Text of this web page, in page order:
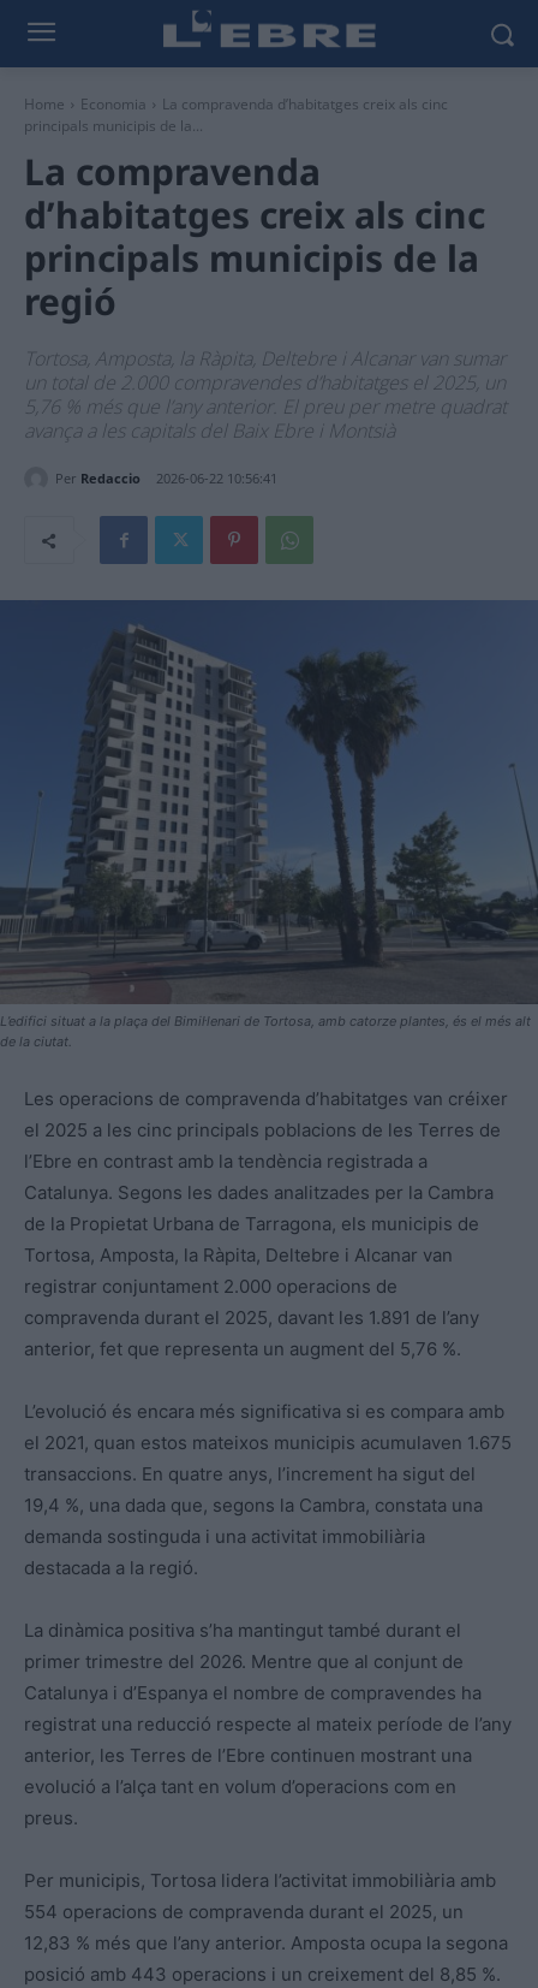
Home Economia
La compravenda d’habitatges creix als cinc
principals municipis de la...
La compravenda
d’habitatges creix als cinc
principals municipis de la
regió
Tortosa, Amposta, la Ràpita, Deltebre i Alcanar van sumar
un total de 2.000 compravendes d’habitatges el 2025, un
5,76 % més que l’any anterior. El preu per metre quadrat
avança a les capitals del Baix Ebre i Montsià
Per Redaccio 2026-06-22 10:56:41
L’edifici situat a la plaça del Bimil·lenari de Tortosa, amb catorze plantes, és el més alt
de la ciutat.
Les operacions de compravenda d’habitatges van créixer
el 2025 a les cinc principals poblacions de les Terres de
l’Ebre en contrast amb la tendència registrada a
Catalunya. Segons les dades analitzades per la Cambra
de la Propietat Urbana de Tarragona, els municipis de
Tortosa, Amposta, la Ràpita, Deltebre i Alcanar van
registrar conjuntament 2.000 operacions de
compravenda durant el 2025, davant les 1.891 de l’any
anterior, fet que representa un augment del 5,76 %.
L’evolució és encara més significativa si es compara amb
el 2021, quan estos mateixos municipis acumulaven 1.675
transaccions. En quatre anys, l’increment ha sigut del
19,4 %, una dada que, segons la Cambra, constata una
demanda sostinguda i una activitat immobiliària
destacada a la regió.
La dinàmica positiva s’ha mantingut també durant el
primer trimestre del 2026. Mentre que al conjunt de
Catalunya i d’Espanya el nombre de compravendes ha
registrat una reducció respecte al mateix període de l’any
anterior, les Terres de l’Ebre continuen mostrant una
evolució a l’alça tant en volum d’operacions com en
preus.
Per municipis, Tortosa lidera l’activitat immobiliària amb
554 operacions de compravenda durant el 2025, un
12,83 % més que l’any anterior. Amposta ocupa la segona
posició amb 443 operacions i un creixement del 8,85 %.